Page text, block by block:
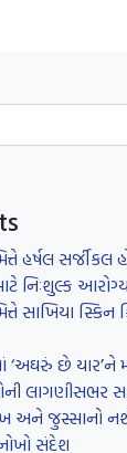
હર્ષલ સર્જીકલ
નિઃશુલ્ક
સાખિયા
‘અઘરું છે યાર’ને
લાગણીસભર
અને જુસ્સાનો
સંદેશ